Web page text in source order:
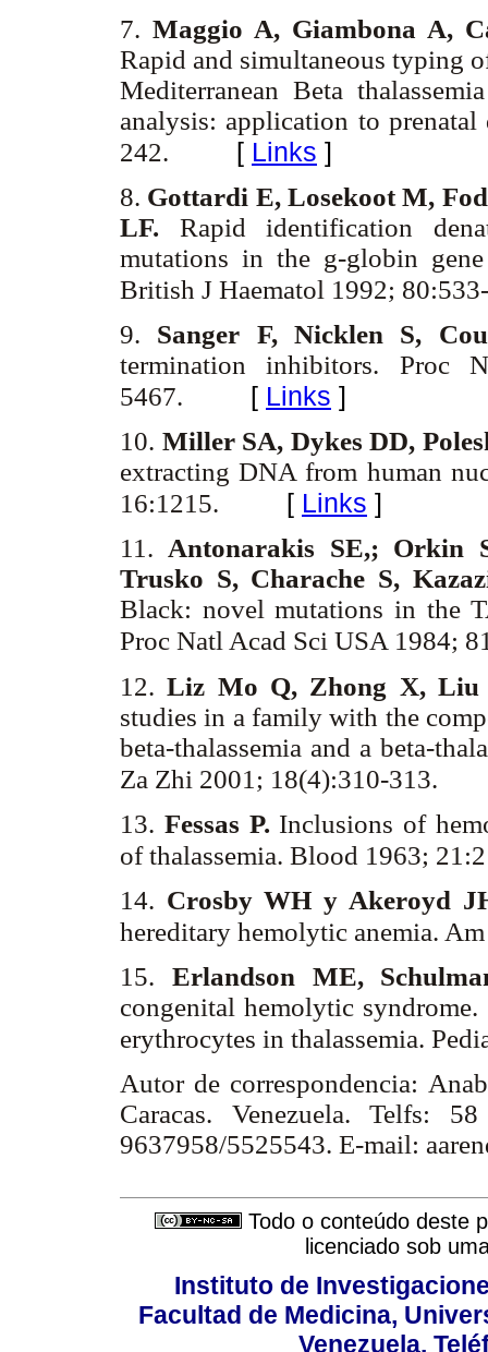
7.Maggio A, Giambona A,
Rapid and simultaneous typing
Mediterranean Beta
analysis: application to
242.
[ Links ]
8. Gottardi E, Losekoot M,
LF. Rapid identification
mutations in the g-globin
British J Haematol 1992;
9. Sanger F, Nicklen S,
termination inhibitors. Proc
5467.
[ Links ]
10. Miller SA, Dykes DD,
extracting DNA from human
16:1215.
[ Links ]
11.Antonarakis SE,; Orkin
Trusko S, Charache S,
Black: novel mutations in the
Proc Natl Acad Sci USA 1984;
12.Liz Mo Q, Zhong X,
studies in a family with the
beta-thalassemia and a beta-
Za Zhi 2001; 18(4):310-313.
13. Fessas P. Inclusions of
of thalassemia. Blood 1963;
14. Crosby WH y Akeroyd
hereditary hemolytic anemia.
15. Erlandson ME,
congenital hemolytic
erythrocytes in thalassemia.
Autor de correspondencia:
Caracas. Venezuela. Telfs:
9637958/5525543. E-mail:
Todo o conteúdo deste
licenciado sob
Instituto de
Facultad de Medicina,
Venezuela.